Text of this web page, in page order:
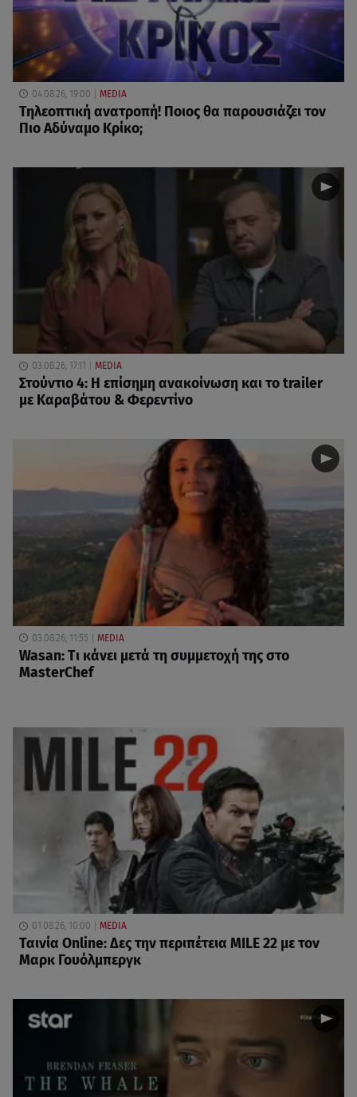
04.08.26, 19:00 MEDIA
Τηλεοπτική ανατροπή! Ποιος θα παρουσιάζει τον
Πιο Αδύναμο Κρίκο;
03.08.26, 17:11 MEDIA
Στούντιο 4: Η επίσημη ανακοίνωση και το trailer
με Καραβάτου & Φερεντίνο
03.08.26, 11:55 MEDIA
Wasan: Tι κάνει μετά τη συμμετοχή της στο
MasterChef
01.08.26, 10:00 MEDIA
Ταινία Online: Δες την περιπέτεια MILE 22 με τον
Μαρκ Γουόλμπεργκ